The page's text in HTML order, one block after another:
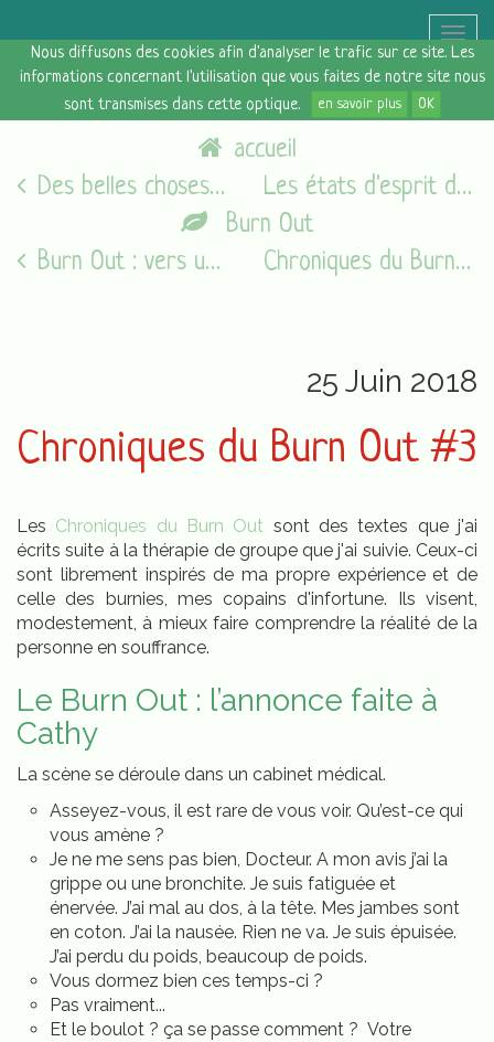
Nous diffusons des cookies afin d'analyser le trafic sur ce site. Les
informations concernant l'utilisation que vous faites de notre site nous
sont transmises dans cette optique.
en savoir plus OK
Toggle
accueil
Des belles choses [24 juin 2018]
Les états d'esprit du vendredi [29/06/18]
Burn Out
Burn Out : vers une prise en charge adaptée
Chroniques du Burn Out #4
25 Juin 2018
Chroniques du Burn Out #3
Les Chroniques du Burn Out sont des textes que j'ai
écrits suite à la thérapie de groupe que j'ai suivie. Ceux-ci
sont librement inspirés de ma propre expérience et de
celle des burnies, mes copains d'infortune. Ils visent,
modestement, à mieux faire comprendre la réalité de la
personne en souffrance.
Le Burn Out : l’annonce faite à
Cathy
La scène se déroule dans un cabinet médical.
Asseyez-vous, il est rare de vous voir. Qu’est-ce qui
vous amène ?
Je ne me sens pas bien, Docteur. A mon avis j’ai la
grippe ou une bronchite. Je suis fatiguée et
énervée. J’ai mal au dos, à la tête. Mes jambes sont
en coton. J’ai la nausée. Rien ne va. Je suis épuisée.
J’ai perdu du poids, beaucoup de poids.
Vous dormez bien ces temps-ci ?
Pas vraiment...
Et le boulot ? ça se passe comment ? Votre